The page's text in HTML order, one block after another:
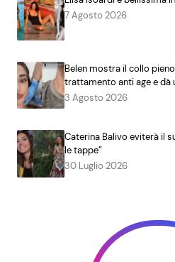
7 Agosto 2026
Belen mostra il collo
trattamento anti age e dà
3 Agosto 2026
Caterina Balivo eviterà il
le tappe”
30 Luglio 2026